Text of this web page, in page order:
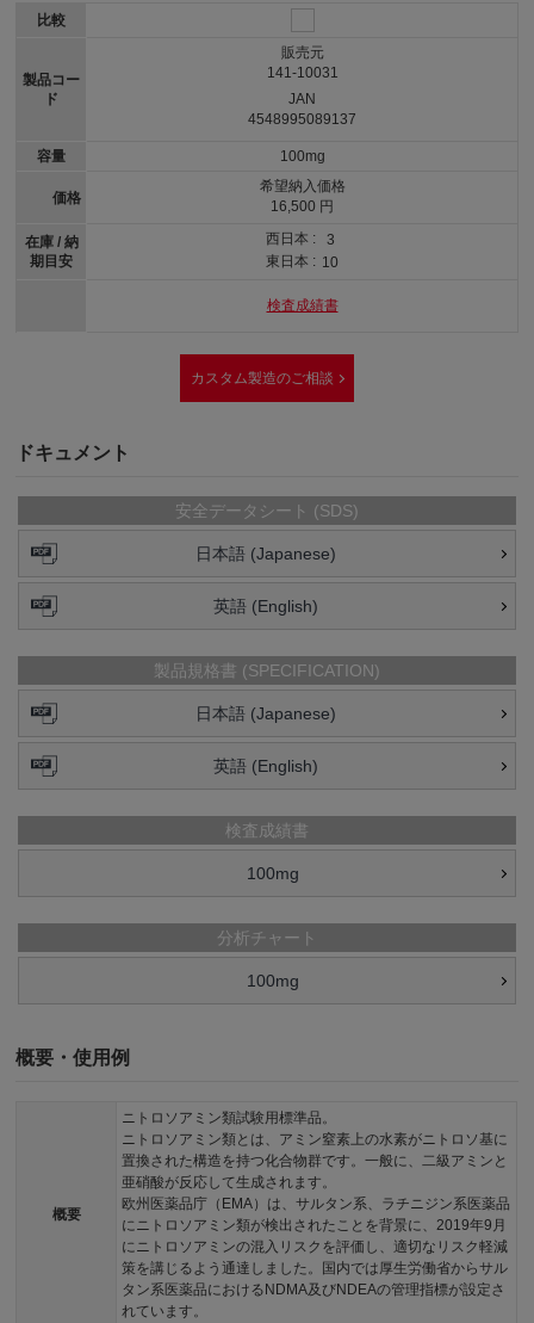
比較
製品コー
ド
容量
価格
在庫 / 納
期目安
販売元
141-10031
JAN
4548995089137
100mg
希望納入価格
16,500 円
西日本 :
3
東日本 : 10
検査成績書
カスタム製造のご相談
ドキュメント
安全データシート (SDS)
日本語 (Japanese)
英語 (English)
製品規格書 (SPECIFICATION)
日本語 (Japanese)
英語 (English)
検査成績書
100mg
分析チャート
100mg
概要・使用例
概要
ニトロソアミン類試験用標準品。
ニトロソアミン類とは、アミン窒素上の水素がニトロソ基に
置換された構造を持つ化合物群です。一般に、二級アミンと
亜硝酸が反応して生成されます。
欧州医薬品庁（EMA）は、サルタン系、ラチニジン系医薬品
にニトロソアミン類が検出されたことを背景に、2019年9月
にニトロソアミンの混入リスクを評価し、適切なリスク軽減
策を講じるよう通達しました。国内では厚生労働省からサル
タン系医薬品におけるNDMA及びNDEAの管理指標が設定さ
れています。